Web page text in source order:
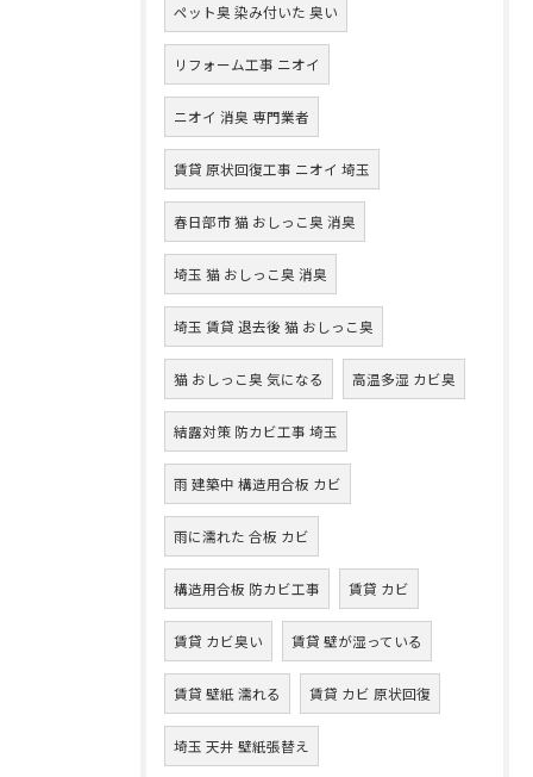
ペット臭 染み付いた 臭い
リフォーム工事 ニオイ
ニオイ 消臭 専門業者
賃貸 原状回復工事 ニオイ 埼玉
春日部市 猫 おしっこ臭 消臭
埼玉 猫 おしっこ臭 消臭
埼玉 賃貸 退去後 猫 おしっこ臭
猫 おしっこ臭 気になる 高温多湿 カビ臭
結露対策 防カビ工事 埼玉
雨 建築中 構造用合板 カビ
雨に濡れた 合板 カビ
構造用合板 防カビ工事 賃貸 カビ
賃貸 カビ臭い 賃貸 壁が湿っている
賃貸 壁紙 濡れる 賃貸 カビ 原状回復
埼玉 天井 壁紙張替え